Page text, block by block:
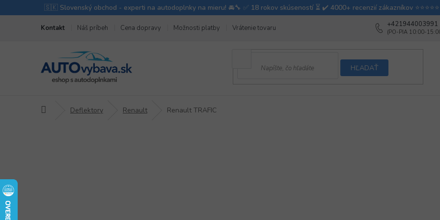
Kontakt Náš príbeh Cena dopravy Možnosti platby Vrátenie tovaru Ako balíme v
+421944003991
HĽADAŤ
DomovDeflektory Renault Renault TRAFIC